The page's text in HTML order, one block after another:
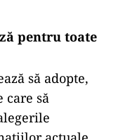
pentru toate
să adopte,
care să